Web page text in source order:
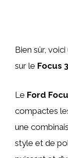
Bien sûr,
sur le Focus
Le Ford
compactes
une
style et de